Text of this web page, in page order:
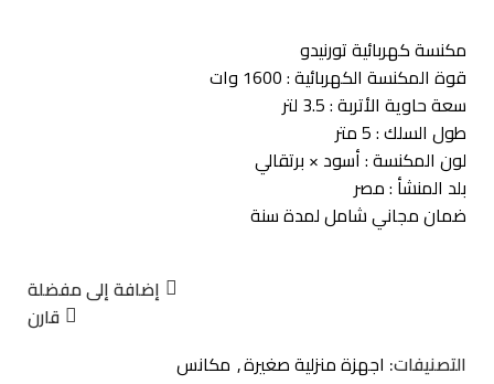
مكنسة كهربائية تورنيدو
قوة المكنسة الكهربائية : 1600 وات
سعة حاوية الأتربة : 3.5 لتر
طول السلك : 5 متر
لون المكنسة : أسود × برتقالي
بلد المنشأ : مصر
ضمان مجاني شامل لمدة سنة
إضافة إلى مفضلة
قارن
التصنيفات: اجهزة منزلية صغيرة, مكانس